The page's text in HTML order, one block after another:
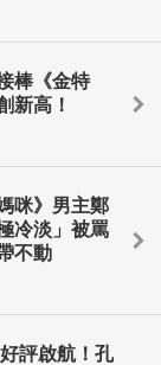
棒《金特
新高！
咪》男主鄭
冷淡」被罵
不動
評啟航！孔